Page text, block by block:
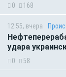
0 168
12:55, вчера
удара
0 58